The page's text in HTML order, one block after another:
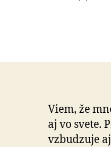
Viem, že
aj vo svete.
vzbudzuje